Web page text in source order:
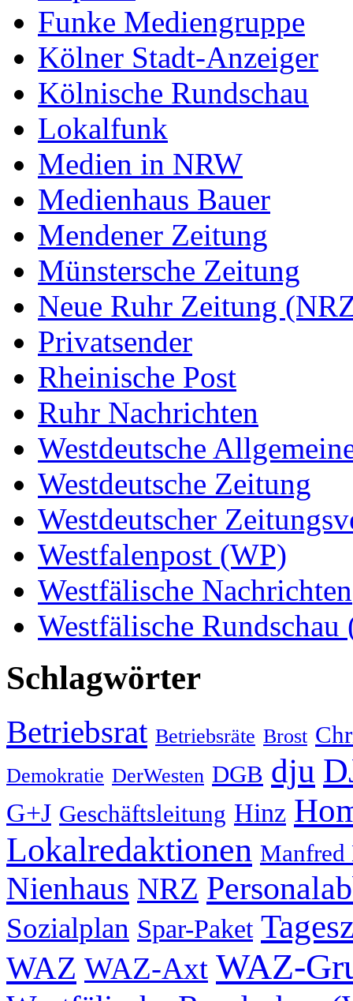
Funke Mediengruppe
Kölner Stadt-Anzeiger
Kölnische Rundschau
Lokalfunk
Medien in NRW
Medienhaus Bauer
Mendener Zeitung
Münstersche Zeitung
Neue Ruhr Zeitung
Privatsender
Rheinische Post
Ruhr Nachrichten
Westdeutsche
Westdeutsche Zeitung
Westdeutscher
Westfalenpost (WP)
Westfälische Nachrichten
Westfälische Rundschau
Schlagwörter
Betriebsrat Betriebsräte Brost
Demokratie DerWesten DGB dju
G+J Geschäftsleitung Hinz
Lokalredaktionen Manfred
Nienhaus NRZ
Sozialplan Spar-Paket
WAZ WAZ-Axt WAZ-